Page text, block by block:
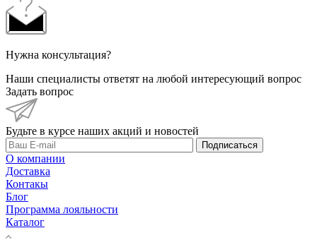
Нужна консультация?
Наши специалисты ответят на любой интересующий вопрос
Задать вопрос
Будьте в курсе наших акций и новостей
Подписаться
О компании
Доставка
Контакы
Блог
Программа лояльности
Каталог